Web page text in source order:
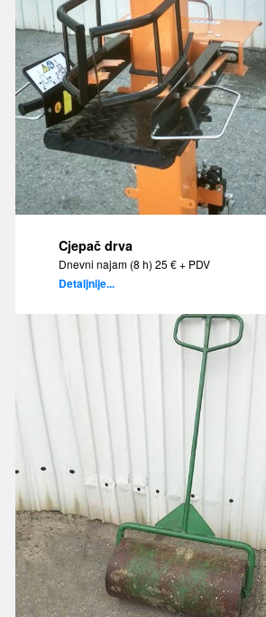
Cjepač drva
Dnevni najam (8 h) 25 € + PDV
Detaljnije...